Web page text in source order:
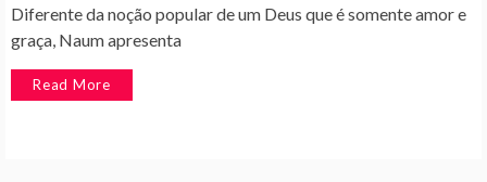
Diferente da noção popular de um Deus que é somente amor e
graça, Naum apresenta
Read More